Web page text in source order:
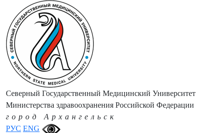
РУС ENG
Северный Государственный Медицинский Университет
Министерства здравоохранения Российской Федерации
город Архангельск